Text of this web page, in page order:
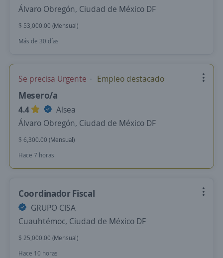
Álvaro Obregón, Ciudad de México DF
$ 53,000.00 (Mensual)
Más de 30 días
Se precisa Urgente Empleo destacado
Mesero/a
4.4
Alsea
Álvaro Obregón, Ciudad de México DF
$ 6,300.00 (Mensual)
Hace 7 horas
Coordinador Fiscal
GRUPO CISA
Cuauhtémoc, Ciudad de México DF
$ 25,000.00 (Mensual)
Hace 10 horas